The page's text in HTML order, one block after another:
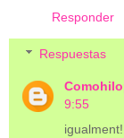
Responder
Respuestas
9:55